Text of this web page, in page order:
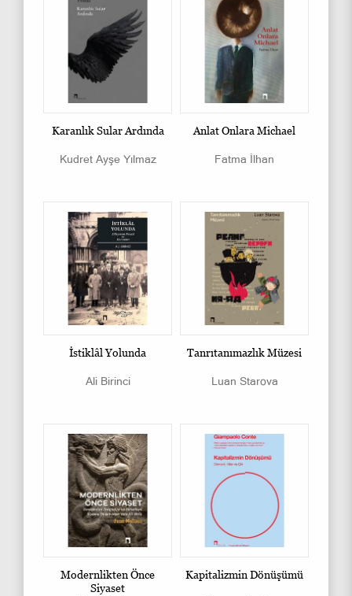
Karanlık Sular Ardında
Kudret Ayşe Yılmaz
Anlat Onlara Michael
Fatma İlhan
İstiklâl Yolunda
Ali Birinci
Tanrıtanımazlık Müzesi
Luan Starova
Modernlikten Önce
Siyaset
Kapitalizmin Dönüşümü